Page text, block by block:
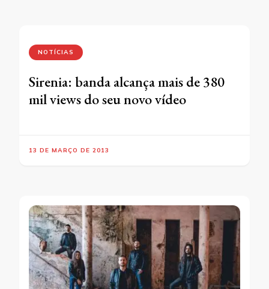
NOTÍCIAS
Sirenia: banda alcança mais de 380
mil views do seu novo vídeo
13 DE MARÇO DE 2013